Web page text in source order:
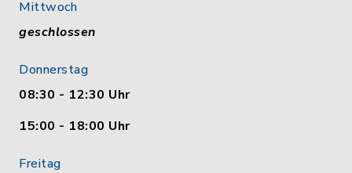
Mittwoch
geschlossen
Donnerstag
08:30 - 12:30 Uhr
15:00 - 18:00 Uhr
Freitag